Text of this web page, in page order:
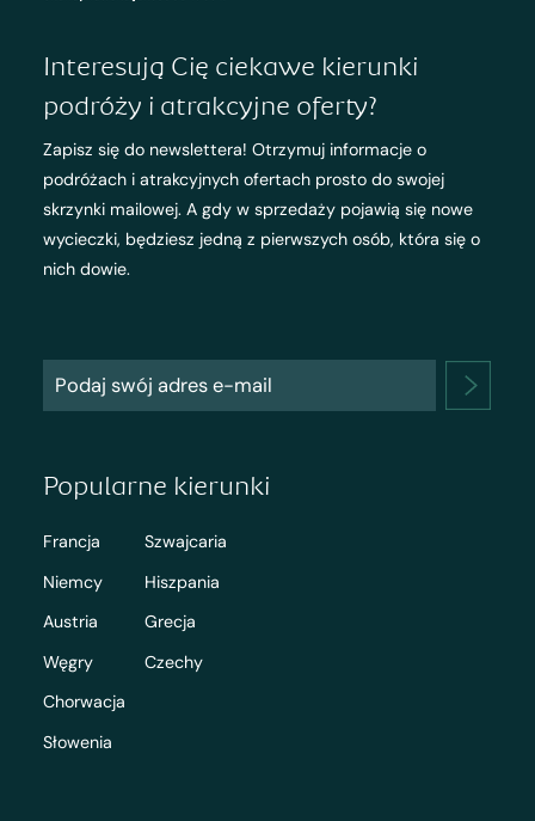
Interesują Cię ciekawe kierunki
podróży i atrakcyjne oferty?
Zapisz się do newslettera! Otrzymuj informacje o
podróżach i atrakcyjnych ofertach prosto do swojej
skrzynki mailowej. A gdy w sprzedaży pojawią się nowe
wycieczki, będziesz jedną z pierwszych osób, która się o
nich dowie.
Popularne kierunki
Francja
Niemcy
Austria
Węgry
Chorwacja
Słowenia
Szwajcaria
Hiszpania
Grecja
Czechy